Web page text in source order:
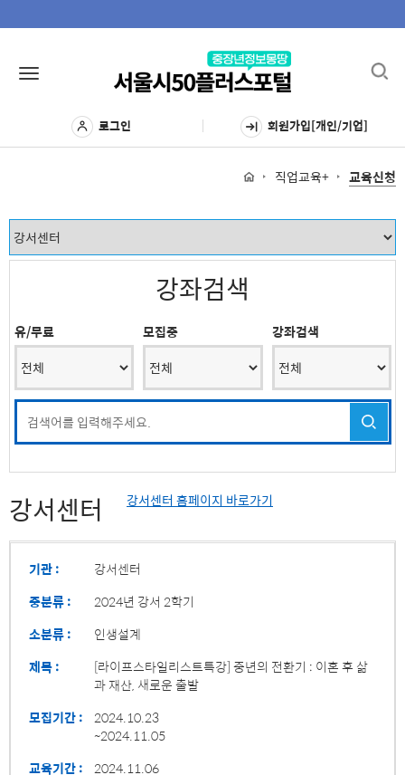
Toggle
로그인 회원가입[개인/기업]
직업교육+ 교육신청
강좌검색
유/무료 모집중 강좌검색
강서센터 강서센터 홈페이지 바로가기
기관 :
강서센터
중분류 :
2024년 강서 2학기
소분류 :
인생설계
제목 :
[라이프스타일리스트특강] 중년의 전환기 : 이혼 후 삶
과 재산, 새로운 출발
모집기간 : 2024.10.23
~2024.11.05
교육기간 : 2024.11.06